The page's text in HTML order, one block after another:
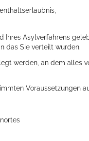
Ihres Asylverfahrens
das Sie verteilt wurden.
werden, an dem alles
Voraussetzungen